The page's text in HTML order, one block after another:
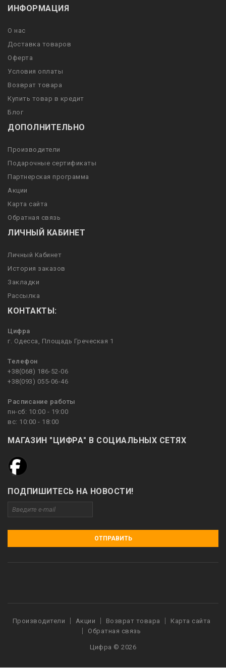
ИНФОРМАЦИЯ
О нас
Доставка товаров
Оферта
Условия оплаты
Возврат товара
Купить товар в кредит
Блог
ДОПОЛНИТЕЛЬНО
Производители
Подарочные сертификаты
Партнерская программа
Акции
Карта сайта
Обратная связь
ЛИЧНЫЙ КАБИНЕТ
Личный Кабинет
История заказов
Закладки
Рассылка
КОНТАКТЫ:
Цифра
г. Одесса, Площадь Греческая 1
Телефон
+38(068) 186-52-06
+38(093) 055-06-46
Расписание работы
пн-сб: 10:00 - 19:00
вс: 10:00 - 18:00
МАГАЗИН "ЦИФРА" В СОЦИАЛЬНЫХ СЕТЯХ
ПОДПИШИТЕСЬ НА НОВОСТИ!
ОТПРАВИТЬ
Производители Акции Возврат товара
Карта сайта
Обратная связь
Цифра © 2026